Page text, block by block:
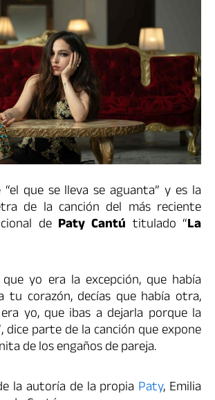
que se lleva se aguanta” y es la
de la canción del más reciente
de Paty Cantú titulado “La
yo era la excepción, que había
tu corazón, decías que había otra,
yo, que ibas a dejarla porque la
dice parte de la canción que expone
de los engaños de pareja.
la autoría de la propia Paty, Emilia